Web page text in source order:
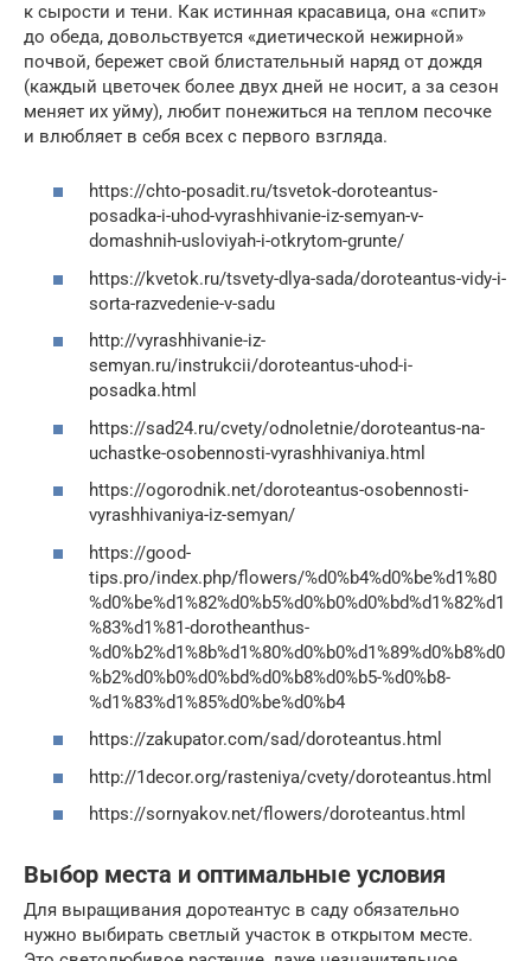
к сырости и тени. Как истинная красавица, она «спит»
до обеда, довольствуется «диетической нежирной»
почвой, бережет свой блистательный наряд от дождя
(каждый цветочек более двух дней не носит, а за сезон
меняет их уйму), любит понежиться на теплом песочке
и влюбляет в себя всех с первого взгляда.
https://chto-posadit.ru/tsvetok-doroteantus-
posadka-i-uhod-vyrashhivanie-iz-semyan-v-
domashnih-usloviyah-i-otkrytom-grunte/
https://kvetok.ru/tsvety-dlya-sada/doroteantus-vidy-i-
sorta-razvedenie-v-sadu
http://vyrashhivanie-iz-
semyan.ru/instrukcii/doroteantus-uhod-i-
posadka.html
https://sad24.ru/cvety/odnoletnie/doroteantus-na-
uchastke-osobennosti-vyrashhivaniya.html
https://ogorodnik.net/doroteantus-osobennosti-
vyrashhivaniya-iz-semyan/
https://good-
tips.pro/index.php/flowers/%d0%b4%d0%be%d1%80
%d0%be%d1%82%d0%b5%d0%b0%d0%bd%d1%82%d1
%83%d1%81-dorotheanthus-
%d0%b2%d1%8b%d1%80%d0%b0%d1%89%d0%b8%d0
%b2%d0%b0%d0%bd%d0%b8%d0%b5-%d0%b8-
%d1%83%d1%85%d0%be%d0%b4
https://zakupator.com/sad/doroteantus.html
http://1decor.org/rasteniya/cvety/doroteantus.html
https://sornyakov.net/flowers/doroteantus.html
Выбор места и оптимальные условия
Для выращивания доротеантус в саду обязательно
нужно выбирать светлый участок в открытом месте.